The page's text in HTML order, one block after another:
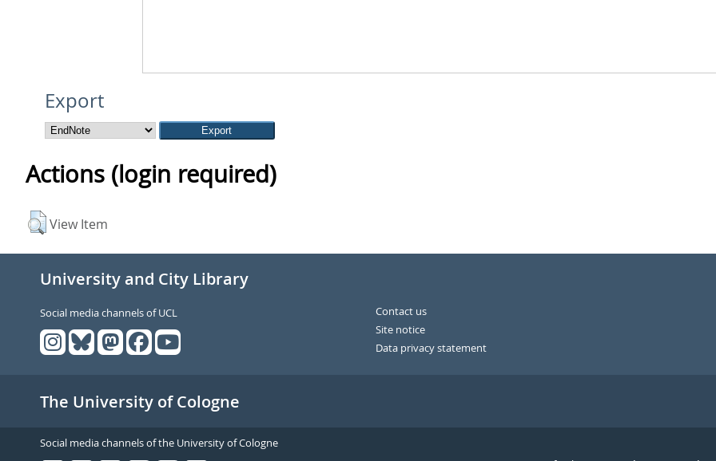
Export
Actions (login required)
View Item
University and City Library
Social media channels of UCL
Contact us
Site notice
Data privacy statement
The University of Cologne
Social media channels of the University of Cologne